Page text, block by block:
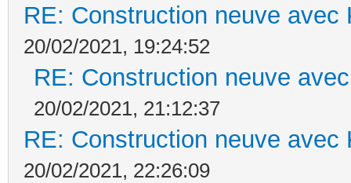
RE: Construction neuve avec
20/02/2021, 19:24:52
RE: Construction neuve
20/02/2021, 21:12:37
RE: Construction neuve avec
20/02/2021, 22:26:09